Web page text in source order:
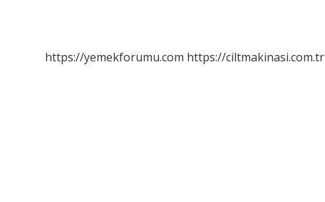
https://yemekforumu.com https://ciltmakinasi.com.tr